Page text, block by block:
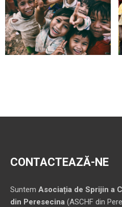
CONTACTEAZĂ-NE
Suntem Asociația de Sprijin a
din Peresecina (ASCHF din